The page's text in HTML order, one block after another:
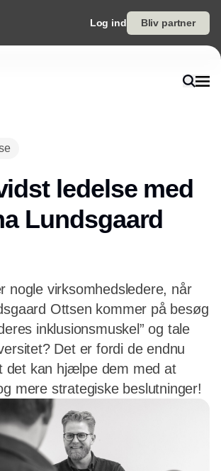
Log ind Bliv partner
ledelse med
Lundsgaard
nogle virksomhedsledere, når
Ottsen kommer på besøg
inklusionsmuskel” og tale
Det er fordi de endnu
det kan hjælpe dem med at
mere strategiske beslutninger!